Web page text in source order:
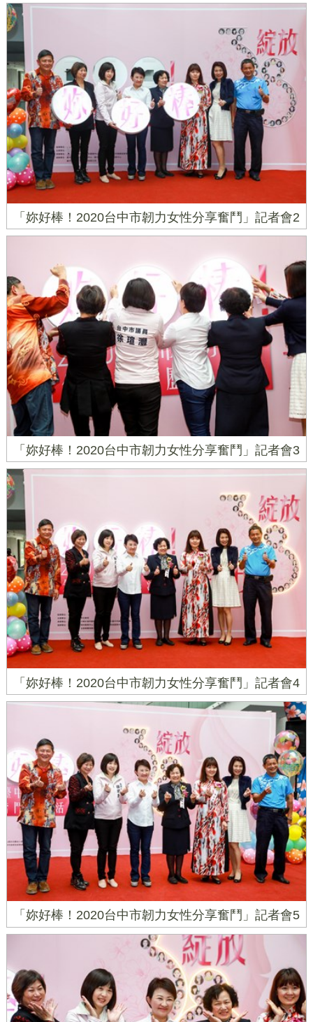
「妳好棒！2020台中市韌力女性分享奮鬥」記者會2
「妳好棒！2020台中市韌力女性分享奮鬥」記者會3
「妳好棒！2020台中市韌力女性分享奮鬥」記者會4
「妳好棒！2020台中市韌力女性分享奮鬥」記者會5